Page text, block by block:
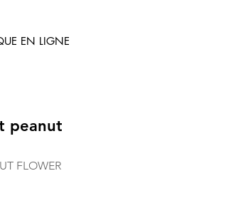
EN LIGNE
peanut
FLOWER